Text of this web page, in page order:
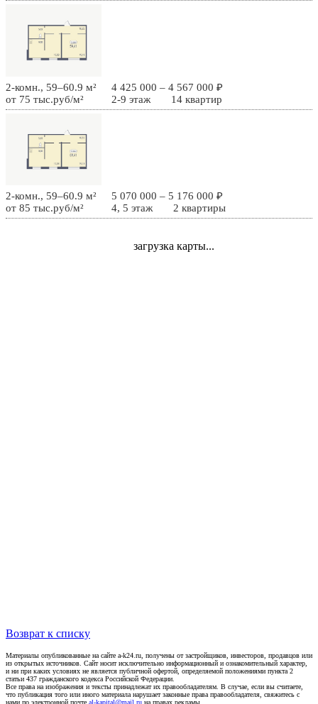
2-комн., 59–60.9 м²
4 425 000 – 4 567 000 ₽
от 75 тыс.руб/м²
2-9 этаж 14 квартир
2-комн., 59–60.9 м²
5 070 000 – 5 176 000 ₽
от 85 тыс.руб/м²
4, 5 этаж 2 квартиры
загрузка карты...
Возврат к списку
Материалы опубликованные на сайте a-k24.ru, получены от застройщиков, инвесторов, продавцов или
из открытых источников. Сайт носит исключительно информационный и ознакомительный характер,
и ни при каких условиях не является публичной офертой, определяемой положениями пункта 2
статьи 437 гражданского кодекса Российской Федерации.
Все права на изображения и тексты принадлежат их правообладателям. В случае, если вы считаете,
что публикация того или иного материала нарушает законные права правообладателя, свяжитесь с
нами по электронной почте al-kapital@mail.ru на правах рекламы.